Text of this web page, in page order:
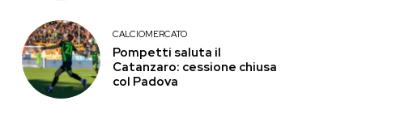
CALCIOMERCATO
Pompetti saluta il
Catanzaro: cessione chiusa
col Padova